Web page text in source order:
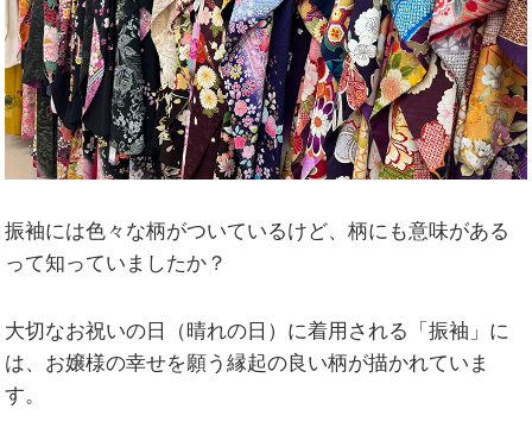
振袖には色々な柄がついているけど、柄にも意味がある
って知っていましたか？
大切なお祝いの日（晴れの日）に着用される「振袖」に
は、お嬢様の幸せを願う縁起の良い柄が描かれていま
す。